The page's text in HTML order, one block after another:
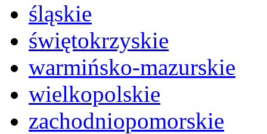
śląskie
świętokrzyskie
warmińsko-mazurskie
wielkopolskie
zachodniopomorskie